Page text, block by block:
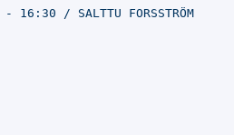
- 16:30 SALTTU FORSSTRÖM